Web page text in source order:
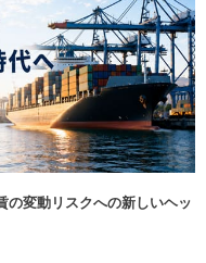
の変動リスクへの新しいヘッ